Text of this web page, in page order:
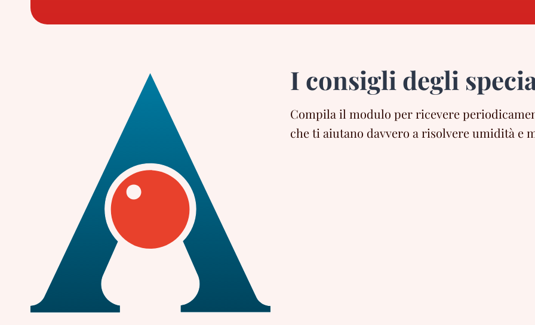
I consigli degli
Compila il modulo per ricevere
che ti aiutano davvero a risolvere umidità e